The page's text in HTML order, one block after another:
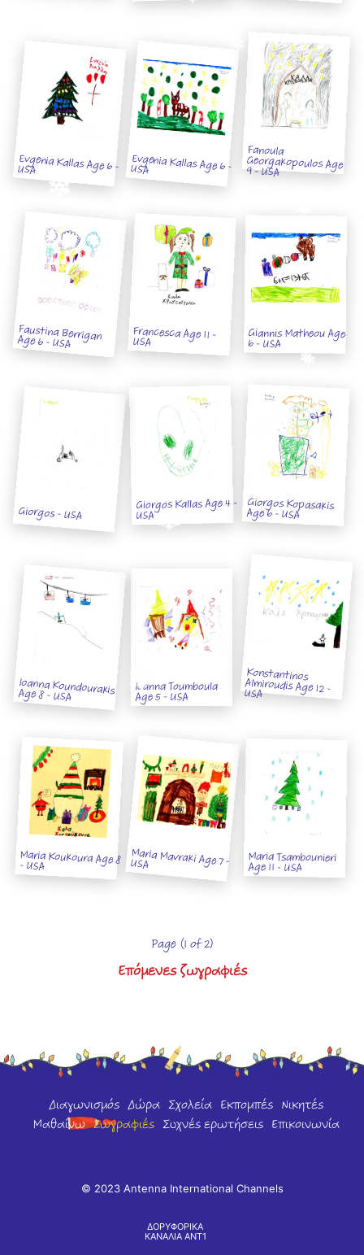
Evgenia Kallas Age 6 - USA Evgenia Kallas Age 6 - USA
Fanoula
Georgakopoulos Age
9 - USA
Faustina Berrigan
Age 6 - USA Francesca Age 11 -
USA Giannis Matheou Age
6 - USA
Giorgos - USA Giorgos Kallas Age 4 -
USA Giorgos Kopasakis
Age 6 - USA
Ioanna Koundourakis
Age 8 - USA Ioanna Toumboula
Age 5 - USA
Konstantinos
Almiroudis Age 12 -
USA
Maria Koukoura Age 8
- USA Maria Mavraki Age 7 - USA Maria Tsambounieri
Age 11 - USA
Page (1 of 2)
Επόμενες ζωγραφιές
Διαγωνισμός Δώρα Σχολεία Εκπομπές Νικητές
Μαθαίνω Ζωγραφιές Συχνές ερωτήσεις Επικοινωνία
© 2023 Antenna International Channels
ΔΟΡΥΦΟΡΙΚΑ
ΚΑΝΑΛΙΑ ΑΝΤ1